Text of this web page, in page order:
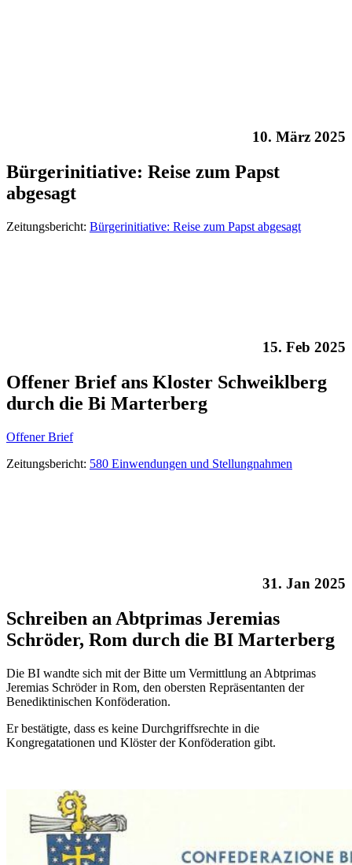
10. März 2025
Bürgerinitiative: Reise zum Papst
abgesagt
Zeitungsbericht: Bürgerinitiative: Reise zum Papst abgesagt
15. Feb 2025
Offener Brief ans Kloster Schweiklberg
durch die Bi Marterberg
Offener Brief
Zeitungsbericht: 580 Einwendungen und Stellungnahmen
31. Jan 2025
Schreiben an Abtprimas Jeremias
Schröder, Rom durch die BI Marterberg
Die BI wandte sich mit der Bitte um Vermittlung an Abtprimas
Jeremias Schröder in Rom, den obersten Repräsentanten der
Benediktinischen Konföderation.
Er bestätigte, dass es keine Durchgriffsrechte in die
Kongregatationen und Klöster der Konföderation gibt.